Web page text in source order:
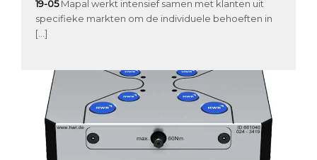
19-05 Mapal werkt intensief samen met klanten uit
specifieke markten om de individuele behoeften in
[…]